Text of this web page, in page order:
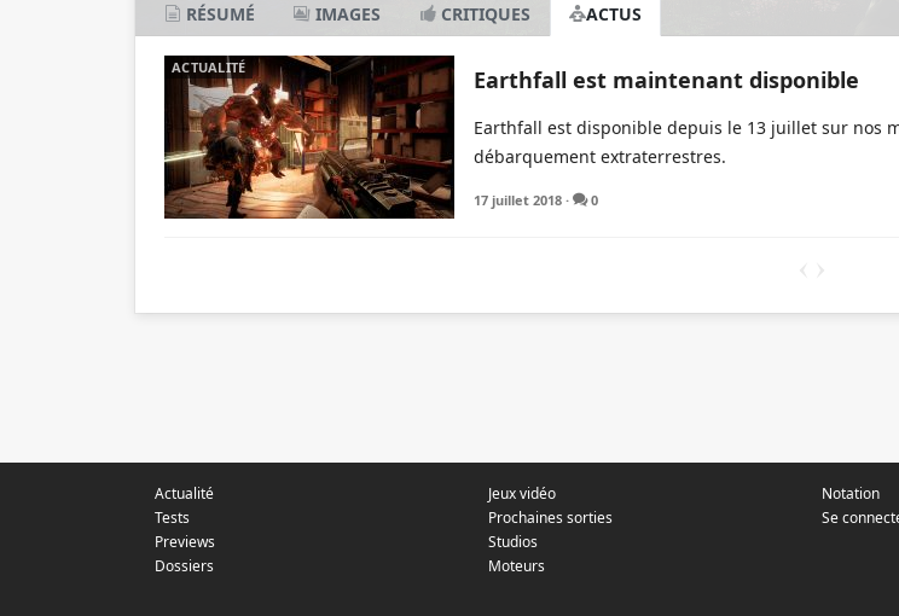
RÉSUMÉ IMAGES CRITIQUES ACTUS
ACTUALITÉ Earthfall est maintenant disponible
Earthfall est disponible depuis le 13 juillet sur nos
débarquement extraterrestres.
17 juillet 2018 · 0
Actualité
Tests
Previews
Dossiers
Jeux vidéo
Prochaines sorties
Studios
Moteurs
Notation
Se